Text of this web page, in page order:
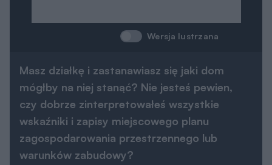
Wersja lustrzana
Masz działkę i zastanawiasz się jaki dom
mógłby na niej stanąć? Nie jesteś pewien,
czy dobrze zinterpretowałeś wszystkie
wskaźniki i zapisy miejscowego planu
zagospodarowania przestrzennego lub
warunków zabudowy?